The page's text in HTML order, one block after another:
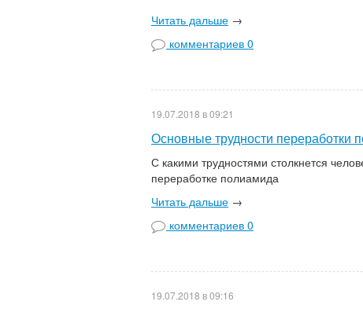
Читать дальше →
комментариев 0
19.07.2018 в 09:21
Основные трудности переработки
С какими трудностями столкнется
переработке
Читать дальше →
комментариев 0
19.07.2018 в 09:16